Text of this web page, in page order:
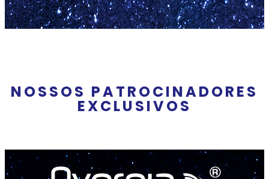
NOSSOS PATROCINADORES
EXCLUSIVOS